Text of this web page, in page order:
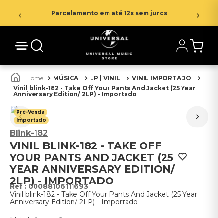
Parcelamento em até 12x sem juros
MÚSICA LP | VINIL
VINIL IMPORTADO
Vinil blink-182 - Take Off Your Pants And Jacket (25 Year
Anniversary Edition/ 2LP) - Importado
Pré-Venda
Importado
Blink-182
VINIL BLINK-182 - TAKE OFF
YOUR PANTS AND JACKET (25
YEAR ANNIVERSARY EDITION/
2LP) - IMPORTADO
: 00088106111693
Vinil blink-182 - Take Off Your Pants And Jacket (25 Year
Anniversary Edition/ 2LP) - Importado